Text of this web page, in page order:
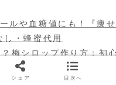
ルや血糖値にも！『痩
し・蜂蜜代用
梅シロップ作り方：初
分かれ道
ースの簡単レシピ｜クエ
シェア 目次へ